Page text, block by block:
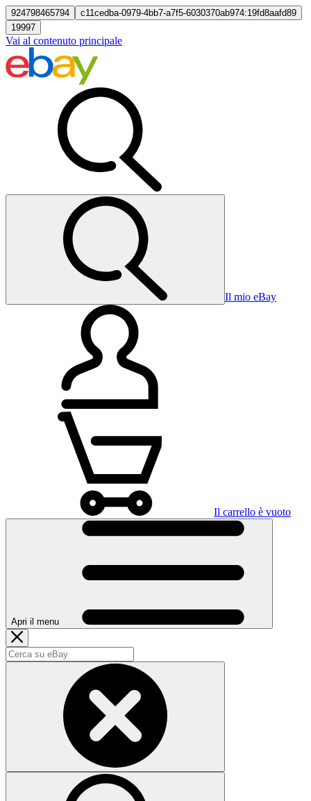
924798465794
c11cedba-0979-4bb7-a7f5-6030370ab974:19fd8aafd89
19997
Vai al contenuto principale
Il mio eBay
Il carrello è vuoto
Apri il menu